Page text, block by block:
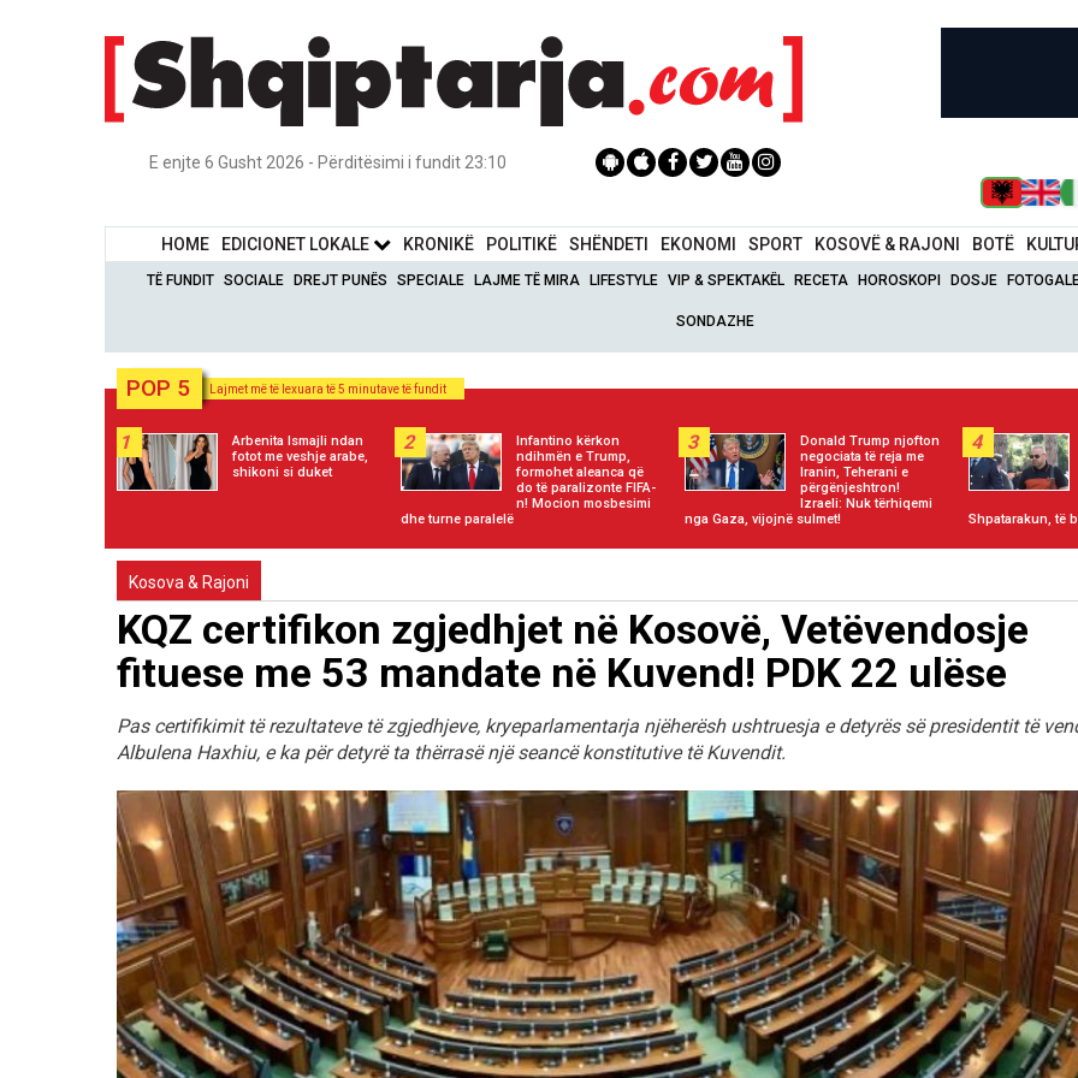
E enjte 6 Gusht 2026 - Përditësimi i fundit 23:10
HOME EDICIONET LOKALE KRONIKË POLITIKË SHËNDETI EKONOMI SPORT KOSOVË & RAJONI BOTË
TË FUNDIT SOCIALE DREJT PUNËS SPECIALE LAJME TË MIRA LIFESTYLE VIP & SPEKTAKËL RECETA HOROSKOPI DOSJE
SONDAZHE
POP 5 Lajmet më të lexuara të 5 minutave të fundit
1
Arbenita Ismajli ndan
fotot me veshje arabe,
shikoni si duket
2
Infantino kërkon
ndihmën e Trump,
formohet aleanca që
do të paralizonte FIFA-
n! Mocion mosbesimi
dhe turne paralelë
3
Donald Trump njofton
negociata të reja me
Iranin, Teherani e
përgënjeshtron!
Izraeli: Nuk tërhiqemi
nga Gaza, vijojnë sulmet!
4
Shpatarakun, të
Kosova & Rajoni
KQZ certifikon zgjedhjet në Kosovë, Vetëvendosje
fituese me 53 mandate në Kuvend! PDK 22 ulëse
Pas certifikimit të rezultateve të zgjedhjeve, kryeparlamentarja njëherësh ushtruesja e detyrës së presidentit të
Albulena Haxhiu, e ka për detyrë ta thërrasë një seancë konstitutive të Kuvendit.